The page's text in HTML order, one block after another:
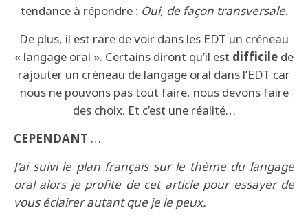
tendance à répondre : Oui, de façon transversale.
De plus, il est rare de voir dans les EDT un créneau
« langage oral ». Certains diront qu’il est difficile de
rajouter un créneau de langage oral dans l’EDT car
nous ne pouvons pas tout faire, nous devons faire
des choix. Et c’est une réalité…
CEPENDANT …
J’ai suivi le plan français sur le thème du langage
oral alors je profite de cet article pour essayer de
vous éclairer autant que je le peux.